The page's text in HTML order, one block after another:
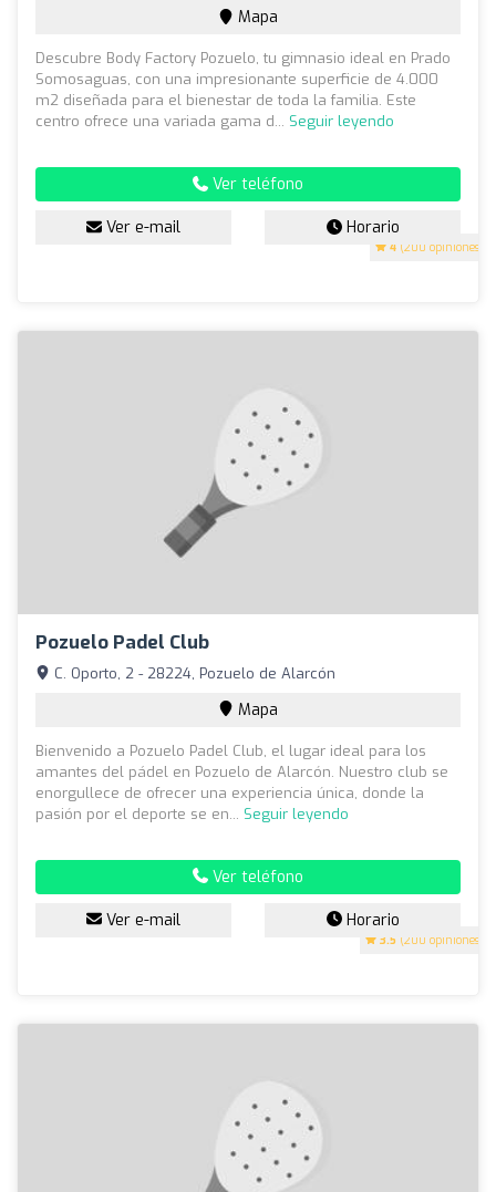
4 (200 opiniones)
Mapa
Descubre Body Factory Pozuelo, tu gimnasio ideal en Prado
Somosaguas, con una impresionante superficie de 4.000
m2 diseñada para el bienestar de toda la familia. Este
centro ofrece una variada gama d... Seguir leyendo
Ver teléfono
Ver e-mail Horario
Pozuelo Padel Club
3.5 (200 opiniones)
C. Oporto, 2 - 28224, Pozuelo de Alarcón
Mapa
Bienvenido a Pozuelo Padel Club, el lugar ideal para los
amantes del pádel en Pozuelo de Alarcón. Nuestro club se
enorgullece de ofrecer una experiencia única, donde la
pasión por el deporte se en... Seguir leyendo
Ver teléfono
Ver e-mail Horario